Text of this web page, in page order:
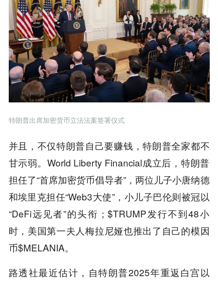
特朗普出席加密货币立法法案签署仪式
并且，不仅特朗普自己要赚钱，特朗普全家都不
甘示弱。World Liberty Financial成立后，特朗普
担任了“首席加密货币倡导者”，两位儿子小唐纳德
和埃里克担任“Web3大使”，小儿子巴伦则被冠以
“DeFi远见者”的头衔；$TRUMP发行不到48小
时，美国第一夫人梅拉尼娅也推出了自己的模因
币$MELANIA。
路透社最近估计，自特朗普2025年重返白宫以